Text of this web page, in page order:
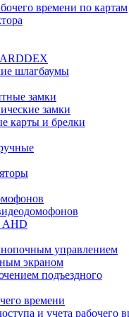
времени по картам
шлагбаумы
замки
замки
карты и брелки
AHD
управлением
экраном
подъездного
времени
и учета рабочего